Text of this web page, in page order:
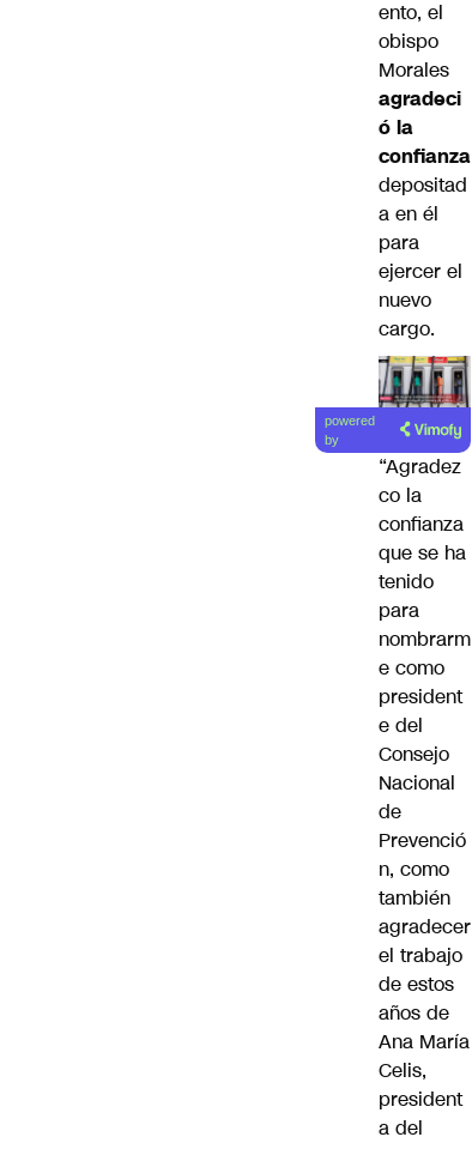
ento, el
obispo
Morales
agradeci
ó la
confianza
depositad
a en él
para
ejercer el
nuevo
cargo.
powered
by
“Agradez
co la
confianza
que se ha
tenido
para
nombrarm
e como
president
e del
Consejo
Nacional
de
Prevenció
n, como
también
agradecer
el trabajo
de estos
años de
Ana María
Celis,
president
a del